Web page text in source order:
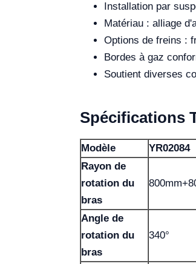
Installation par
Matériau : alliage
Options de freins :
Bordes à gaz
Soutient diverses
Spécifications
Modèle
YR02084
Rayon de
rotation du
bras
Angle de
rotation du
bras
340°